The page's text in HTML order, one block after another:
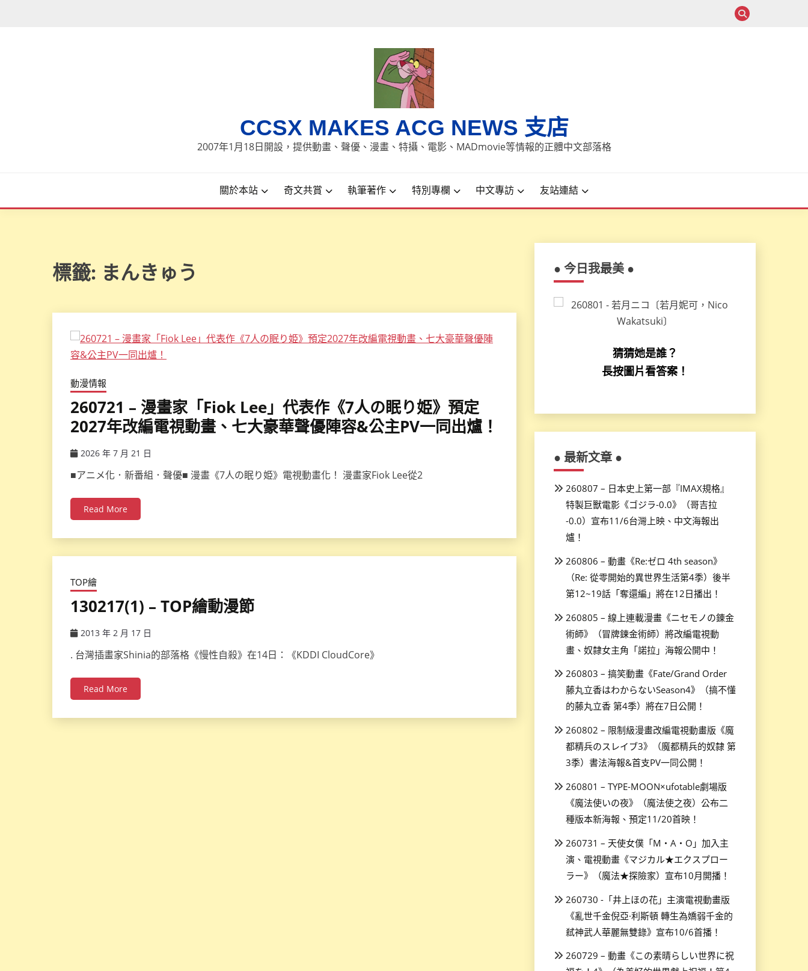
CCSX MAKES ACG NEWS 支店
2007年1月18日開設，提供動畫、聲優、漫畫、特攝、電影、MADmovie等情報的正體中文部落格
關於本站 奇文共賞 執筆著作 特別專欄 中文專訪 友站連結
標籤: まんきゅう
動漫情報
260721 – 漫畫家「Fiok Lee」代表作《7人の眠り姫》預定
2027年改編電視動畫、七大豪華聲優陣容&公主PV一同出爐！
2026 年 7 月 21 日
■アニメ化．新番組．聲優■ 漫畫《7人の眠り姫》電視動畫化！ 漫畫家Fiok Lee從2
Read More
TOP繪
130217(1) – TOP繪動漫節
2013 年 2 月 17 日
. 台灣插畫家Shinia的部落格《慢性自殺》在14日：《KDDI CloudCore》
Read More
● 今日我最美 ●
猜猜她是誰？
長按圖片看答案！
● 最新文章 ●
260807 – 日本史上第一部『IMAX規格』
特製巨獸電影《ゴジラ-0.0》（哥吉拉
-0.0）宣布11/6台灣上映、中文海報出
爐！
260806 – 動畫《Re:ゼロ 4th season》
（Re: 從零開始的異世界生活第4季）後半
第12~19話「奪還編」將在12日播出！
260805 – 線上連載漫畫《ニセモノの錬金
術師》（冒牌鍊金術師）將改編電視動
畫、奴隸女主角「諾拉」海報公開中！
260803 – 搞笑動畫《Fate/Grand Order
藤丸立香はわからないSeason4》（搞不懂
的藤丸立香 第4季）將在7日公開！
260802 – 限制級漫畫改編電視動畫版《魔
都精兵のスレイブ3》（魔都精兵的奴隸 第
3季）書法海報&首支PV一同公開！
260801 – TYPE-MOON×ufotable劇場版
《魔法使いの夜》（魔法使之夜）公布二
種版本新海報、預定11/20首映！
260731 – 天使女僕「M・A・O」加入主
演、電視動畫《マジカル★エクスプロー
ラー》（魔法★探險家）宣布10月開播！
260730 -「井上ほの花」主演電視動畫版
《亂世千金倪亞·利斯頓 轉生為嬌弱千金的
弒神武人華麗無雙錄》宣布10/6首播！
260729 – 動畫《この素晴らしい世界に祝